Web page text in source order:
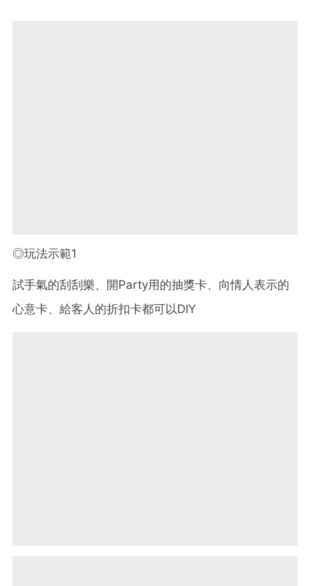
◎玩法示範1
試手氣的刮刮樂、開Party用的抽獎卡、向情人表示的
心意卡、給客人的折扣卡都可以DIY